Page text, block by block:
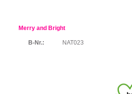
Merry and Bright
B-Nr.: NAT023